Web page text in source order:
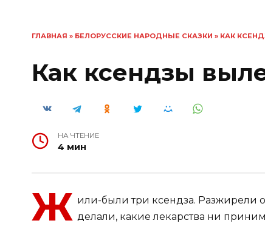
ГЛАВНАЯ » БЕЛОРУССКИЕ НАРОДНЫЕ СКАЗКИ » КАК
Как ксендзы
НА ЧТЕНИЕ
4 мин
Ж или-были три ксендза. Разжирели
делали, какие лекарства ни